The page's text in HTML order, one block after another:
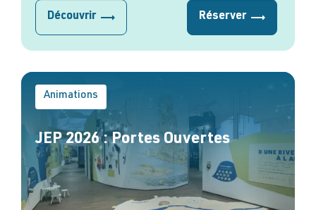
Découvrir Réserver
Animations
JEP 2026 : Portes Ouvertes